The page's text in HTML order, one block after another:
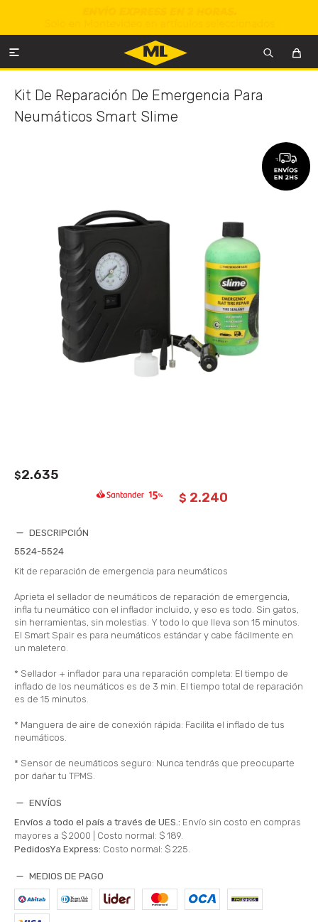

Kit De Reparación De Emergencia Para
Neumáticos Smart Slime
$2.635
$ 2.240
DESCRIPCIÓN
5524-5524
Kit de reparación de emergencia para neumáticos
Aprieta el sellador de neumáticos de reparación de emergencia,
infla tu neumático con el inflador incluido, y eso es todo. Sin gatos,
sin herramientas, sin molestias. Y todo lo que lleva son 15 minutos.
El Smart Spair es para neumáticos estándar y cabe fácilmente en
un maletero.
* Sellador + inflador para una reparación completa: El tiempo de
inflado de los neumáticos es de 3 min. El tiempo total de reparación
es de 15 minutos.
* Manguera de aire de conexión rápida: Facilita el inflado de tus
neumáticos.
* Sensor de neumáticos seguro: Nunca tendrás que preocuparte
por dañar tu TPMS.
ENVÍOS
Envíos a todo el país a través de UES.: Envío sin costo en compras
mayores a $ 2000 | Costo normal: $ 189.
PedidosYa Express: Costo normal: $ 225.
MEDIOS DE PAGO